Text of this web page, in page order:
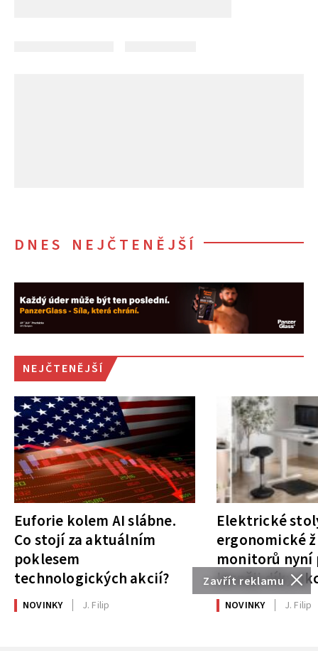
Zavřít reklamu
DNES NEJČTENĚJŠÍ
NEJČTENĚJŠÍ
Euforie kolem AI slábne.
Co stojí za aktuálním
poklesem
technologických akcií?
NOVINKY J. Filip
Elektrické
ergonomické
monitorů
levněji díky
NOVINKY J. Filip